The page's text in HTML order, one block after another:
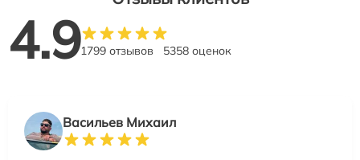
4.91799 отзывов 5358 оценок
Васильев Михаил